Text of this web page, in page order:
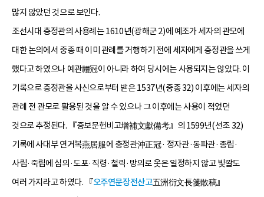
많지 않았던 것으로 보인다.
조선시대 충정관의 사용례는 1610년(광해군 2)에 예조가 세자의 관모에
대한 논의에서 중종 때 이미 관례를 거행하기 전에 세자에게 충정관을 쓰게
했다고 하였으나 예관禮冠이 아니라 하여 당시에는 사용되지는 않았다. 이
기록으로 충정관을 사신으로부터 받은 1537년(중종 32) 이후에는 세자의
관례 전 관모로 활용된 것을 알 수 있으나 그 이후에는 사용이 적었던
것으로 추정된다. 『증보문헌비고增補文獻備考』의 1599년(선조 32)
기록에 사대부 연거복燕居服에 충정관沖正冠· 정자관·동파관·종립·
사립·죽립에 심의·도포·직령·철릭·방의로 옷은 일정하지 않고 빛깔도
여러 가지라고 하였다. 『오주연문장전산고五洲衍文長箋散稿』